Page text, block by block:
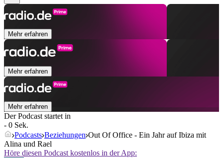
Mehr erfahren
Mehr erfahren
Mehr erfahren
Der Podcast startet in
- 0 Sek.
Podcasts Beziehungen Out Of Office - Ein Jahr auf Ibiza mit
Alina und Rael
Höre diesen Podcast kostenlos in der App: